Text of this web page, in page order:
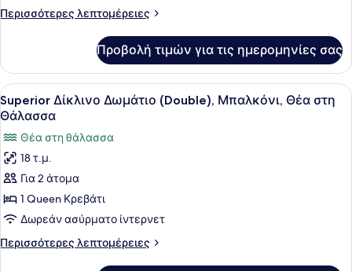
Θέα
Περισσότερες λεπτομέρειες
Περισσότερες
Δωμάτιο
(Double),
Θέα
στη
Θάλασσα
Προβολή τιμών για τις ημερομηνίες σας
Προβολή
όλων
των
φωτογραφιών
για
Superior
Δίκλινο
Δωμάτιο
(Double),
Μπαλκόνι,
Ένα υπνοδωμάτιο με ένα
50
Superior Δίκλινο Δωμάτιο (Double), Μπαλκόνι, Θέα στη
Θάλασσα
Θέα στη θάλασσα
18 τ.μ.
Για 2 άτομα
1 Queen Κρεβάτι
Δωρεάν ασύρματο ίντερνετ
Περισσότερες λεπτομέρειες
Περισσότερες